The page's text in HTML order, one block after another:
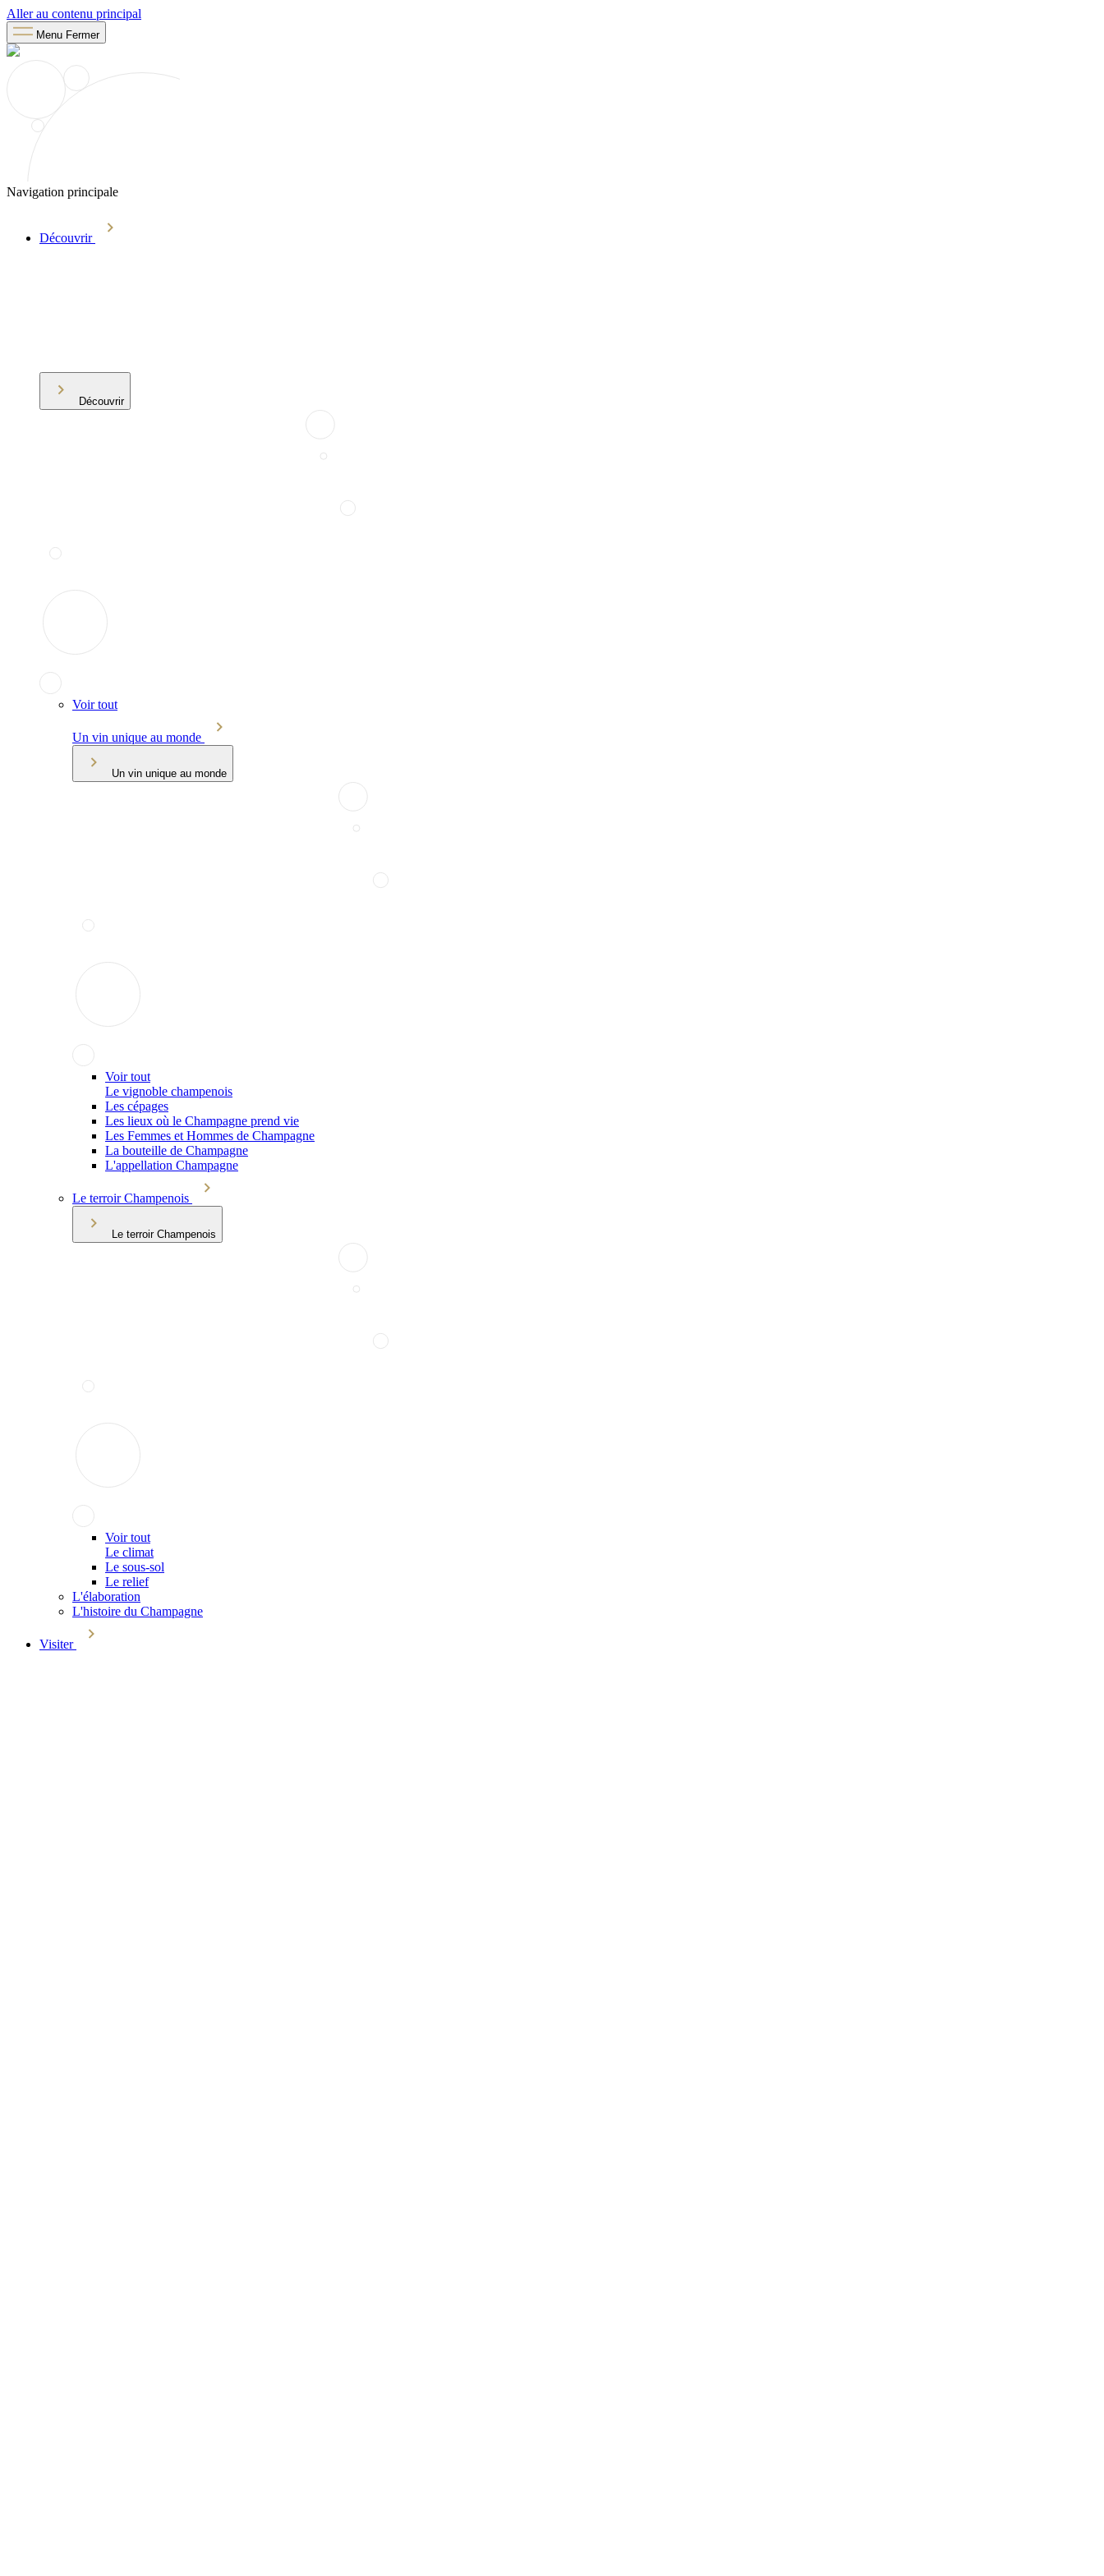
Aller au contenu principal
Menu Fermer
Navigation principale
Découvrir
Découvrir
Voir tout
Un vin unique au monde
Un vin unique au monde
Voir tout
Le vignoble champenois
Les cépages
Les lieux où le Champagne prend vie
Les Femmes et Hommes de Champagne
La bouteille de Champagne
L'appellation Champagne
Le terroir Champenois
Le terroir Champenois
Voir tout
Le climat
Le sous-sol
Le relief
L'élaboration
L'histoire du Champagne
Visiter